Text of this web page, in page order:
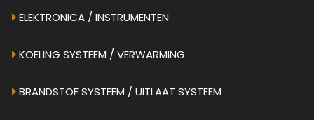
ELEKTRONICA / INSTRUMENTEN
KOELING SYSTEEM / VERWARMING
BRANDSTOF SYSTEEM / UITLAAT SYSTEEM